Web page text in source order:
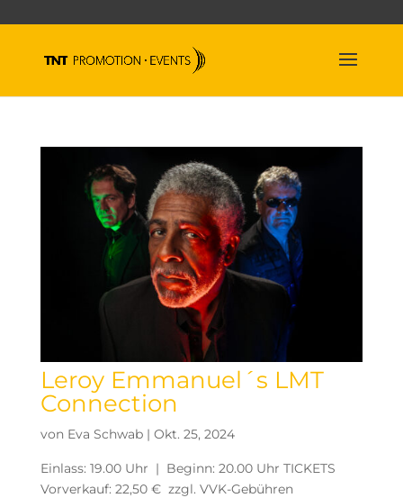
Leroy Emmanuel´s LMT
Connection
von Eva Schwab| Okt. 25, 2024
Einlass: 19.00 Uhr | Beginn: 20.00 Uhr TICKETS
Vorverkauf: 22,50 € zzgl. VVK-Gebühren